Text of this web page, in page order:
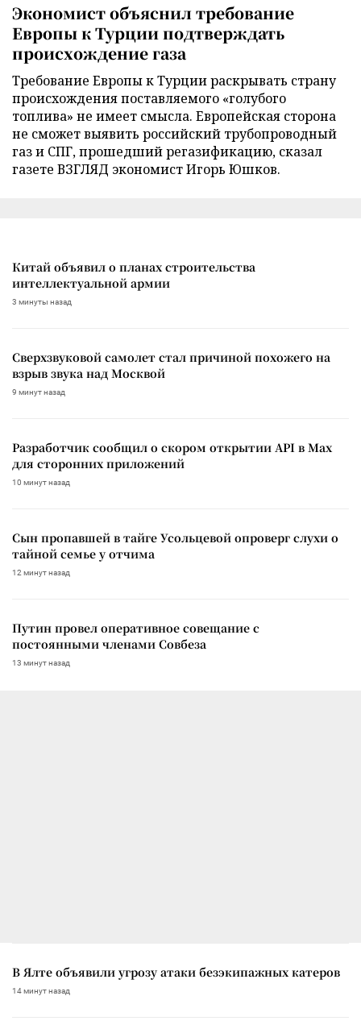
Экономист объяснил требование
Европы к Турции подтверждать
происхождение газа
Требование Европы к Турции раскрывать страну
происхождения поставляемого «голубого
топлива» не имеет смысла. Европейская сторона
не сможет выявить российский трубопроводный
газ и СПГ, прошедший регазификацию, сказал
газете ВЗГЛЯД экономист Игорь Юшков.
Китай объявил о планах строительства
интеллектуальной армии
3 минуты назад
Сверхзвуковой самолет стал причиной похожего на
взрыв звука над Москвой
9 минут назад
Разработчик сообщил о скором открытии API в Max
для сторонних приложений
10 минут назад
Сын пропавшей в тайге Усольцевой опроверг слухи о
тайной семье у отчима
12 минут назад
Путин провел оперативное совещание с
постоянными членами Совбеза
13 минут назад
В Ялте объявили угрозу атаки безэкипажных катеров
14 минут назад